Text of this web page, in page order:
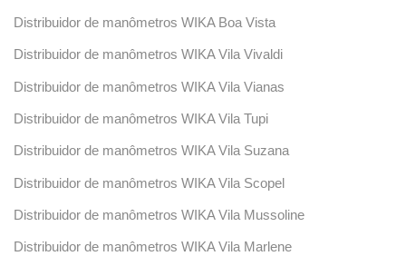
Distribuidor de manômetros WIKA Boa Vista
Distribuidor de manômetros WIKA Vila Vivaldi
Distribuidor de manômetros WIKA Vila Vianas
Distribuidor de manômetros WIKA Vila Tupi
Distribuidor de manômetros WIKA Vila Suzana
Distribuidor de manômetros WIKA Vila Scopel
Distribuidor de manômetros WIKA Vila Mussoline
Distribuidor de manômetros WIKA Vila Marlene